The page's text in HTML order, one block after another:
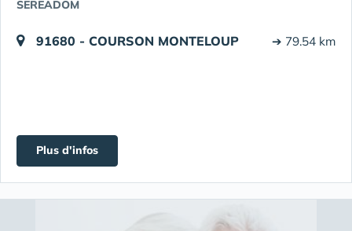
SEREADOM
91680 - COURSON MONTELOUP ➔ 79.54 km
Plus d'infos